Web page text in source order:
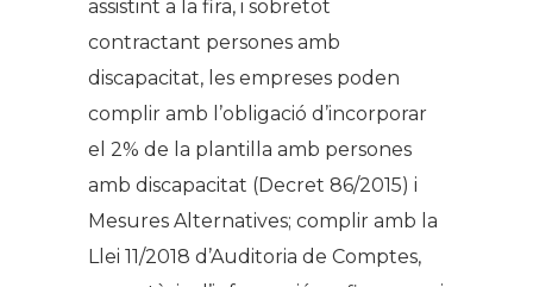
assistint a la fira, i sobretot
contractant persones amb
discapacitat, les empreses poden
complir amb l’obligació d’incorporar
el 2% de la plantilla amb persones
amb discapacitat (Decret 86/2015) i
Mesures Alternatives; complir amb la
Llei 11/2018 d’Auditoria de Comptes,